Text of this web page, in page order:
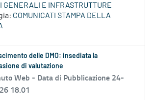
GENERALI E INFRASTRUTTURE
COMUNICATI STAMPA DELLA
delle DMO: insediata la
di valutazione
Web - Data di Pubblicazione 24-
18.01